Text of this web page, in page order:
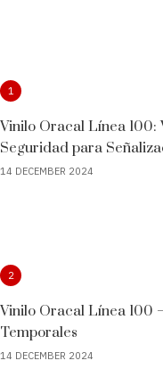
1
Vinilo Oracal Línea
Seguridad para
14 DECEMBER 2024
2
Vinilo Oracal Línea 100
Temporales
14 DECEMBER 2024